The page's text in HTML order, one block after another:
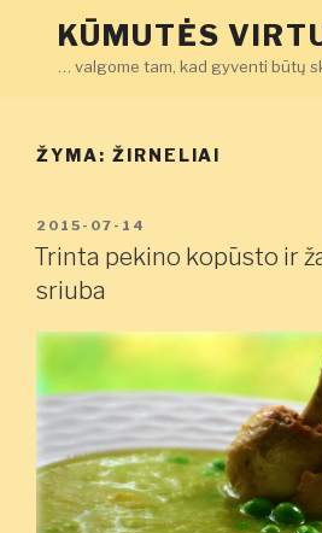
KŪMUTĖS
… valgome tam, kad gyventi būtų
ŽYMA: ŽIRNELIAI
PASKELBTA
2015-07-14
Trinta pekino kopūsto ir
sriuba